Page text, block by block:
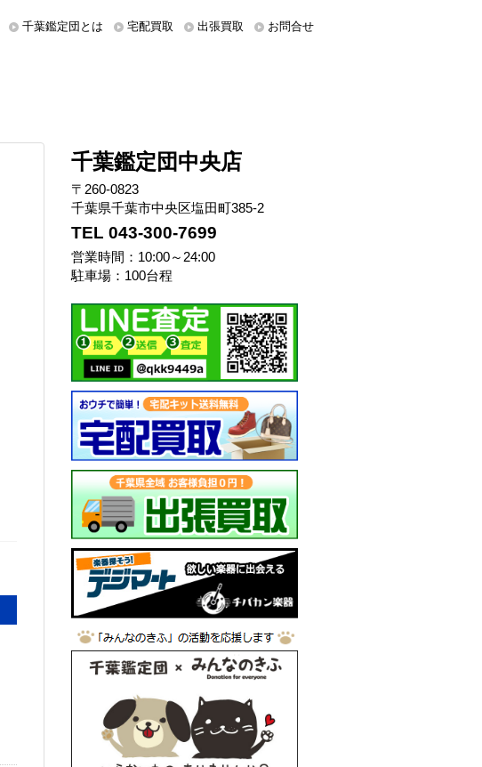
千葉鑑定団とは 宅配買取 出張買取 お問合せ
千葉鑑定団中央店
〒260-0823
千葉県千葉市中央区塩田町385-2
TEL 043-300-7699
営業時間：10:00～24:00
駐車場：100台程